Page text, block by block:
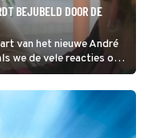
BEJUBELD DOOR DE
van het nieuwe André
we de vele reacties op
SBS6 waren nieuwe
populaire tv-formats
en ook stond er weer
We bespreken de TV